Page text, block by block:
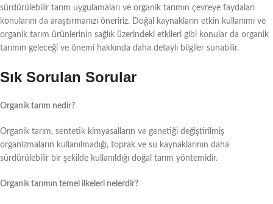
sürdürülebilir tarım uygulamaları ve organik tarımın çevreye faydaları
konularını da araştırmanızı öneririz. Doğal kaynakların etkin kullanımı ve
organik tarım ürünlerinin sağlık üzerindeki etkileri gibi konular da organik
tarımın geleceği ve önemi hakkında daha detaylı bilgiler sunabilir.
Sık Sorulan Sorular
Organik tarım nedir?
Organik tarım, sentetik kimyasalların ve genetiği değiştirilmiş
organizmaların kullanılmadığı, toprak ve su kaynaklarının daha
sürdürülebilir bir şekilde kullanıldığı doğal tarım yöntemidir.
Organik tarımın temel ilkeleri nelerdir?